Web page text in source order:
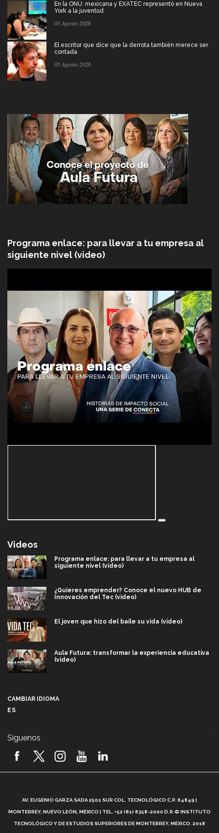
En la ONU: mexicana y EXATEC representó en Nueva
York a la juventud
05 Agosto 2026
El escritor que dice que la derrota también merece ser
contada
05 Agosto 2026
Programa enlace: para llevar a tu empresa al
siguiente nivel (video)
Videos
Programa enlace: para llevar a tu empresa al
siguiente nivel (video)
¿Quieres emprender? Conoce el nuevo HUB de
Innovación del Tec (video)
El joven que hizo del baile su vida (video)
Aula Futura: transformar la experiencia educativa
(video)
2026! (video)
¿Cómo es el Modelo Educativo Tec? (video)
CAMBIAR IDIOMA
ES
Síguenos
AV. EUGENIO GARZA SADA 2501 SUR COL. TECNOLÓGICO C.P. 64849 |
MONTERREY, NUEVO LEÓN, MÉXICO | TEL. +52 (81) 8358-2000 D.R.© INSTITUTO
TECNOLÓGICO Y DE ESTUDIOS SUPERIORES DE MONTERREY, MÉXICO. 2018